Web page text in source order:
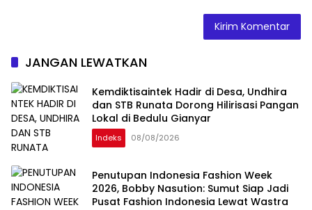
JANGAN LEWATKAN
Kemdiktisaintek Hadir di Desa, Undhira
dan STB Runata Dorong Hilirisasi Pangan
Lokal di Bedulu Gianyar
Indeks 08/08/2026
Penutupan Indonesia Fashion Week
2026, Bobby Nasution: Sumut Siap Jadi
Pusat Fashion Indonesia Lewat Wastra